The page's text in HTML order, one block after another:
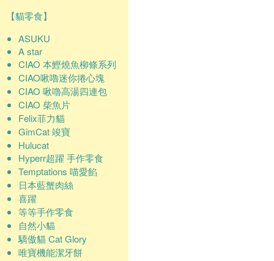
【貓零食】
ASUKU
A star
CIAO 本鰹燒魚柳條系列
CIAO啾嚕迷你捲心塊
CIAO 啾嚕高湯四連包
CIAO 柴魚片
Felix菲力貓
GimCat 竣寶
Hulucat
Hyperr超躍 手作零食
Temptations 喵愛餡
日本藍蟹肉絲
喜躍
等等手作零食
自然小貓
驕傲貓 Cat Glory
唯寶機能潔牙餅